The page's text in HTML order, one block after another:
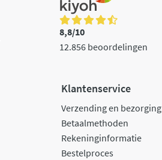
8,8/10
12.856 beoordelingen
Klantenservice
Verzending en bezorging
Betaalmethoden
Rekeninginformatie
Bestelproces